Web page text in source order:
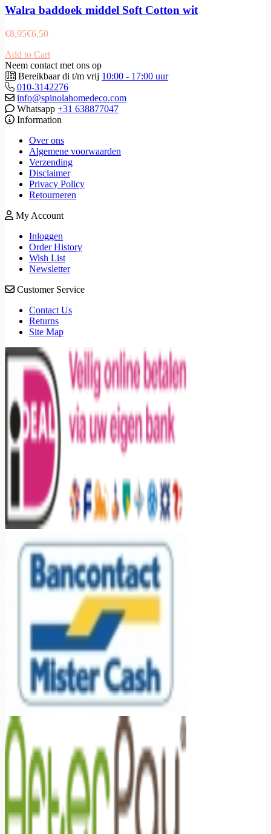
Walra baddoek middel Soft Cotton wit
€8,95€6,50
Add to Cart
Neem contact met ons op
Bereikbaar di t/m vrij 10:00 - 17:00 uur
010-3142276
info@spinolahomedeco.com
Whatsapp +31 638877047
Information
Over ons
Algemene voorwaarden
Verzending
Disclaimer
Privacy Policy
Retourneren
My Account
Inloggen
Order History
Wish List
Newsletter
Customer Service
Contact Us
Returns
Site Map